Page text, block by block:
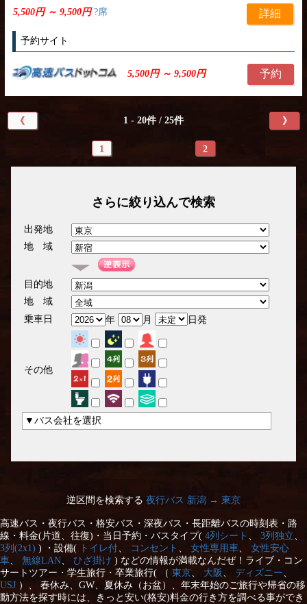
5,500円 ～ 9,500円?席 詳細
予約サイト
5,500円 ～ 9,500円 予約
《 1 - 20件 / 25件 》
1 2
さらに絞り込んで検索
出発地
地 域
目的地
地 域
乗車日
年 月 日発
その他
▼バス会社を選択
逆区間を検索する 夜行バス 新潟 → 東京
高速バス・夜行バス・格安バス・深夜バス・長距離バスの時刻表・路
線・料金(片道、往復)・当日予約・バスタイプ( 4列シート 、 3列独立、
3列(2x1) ) ・設備( トイレ付、 コンセント 、 女性専用車、 女性安心
車、 無線LAN、 ひざ掛け ) などの情報が満載なんだぜ！ライブ・コン
サートツアー・学生旅行・卒業旅行( （ 東京、 大阪 、 ディズニー、
USJ ）、 春休み、GW、夏休み（お盆）、年末年始のご旅行や帰省の移
動方法を探す時には、きっと安い(格安)料金の行き方を調べる事ができ